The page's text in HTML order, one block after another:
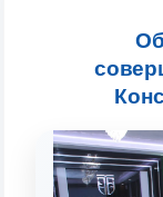
Оставляйте
вопросам
Выберите тему
конкретные